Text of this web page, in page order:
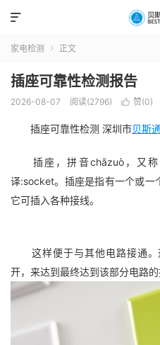

家电检测  正文
插座可靠性检测报告
2026-08-07 阅读(2796)  赞(0)
插座可靠性检测 深圳市贝斯通
插座，拼音chāzuò，又
译:socket。插座是指有一个或一
它可插入各种接线。
这样便于与其他电路接通。
开，来达到最终达到该部分电路的